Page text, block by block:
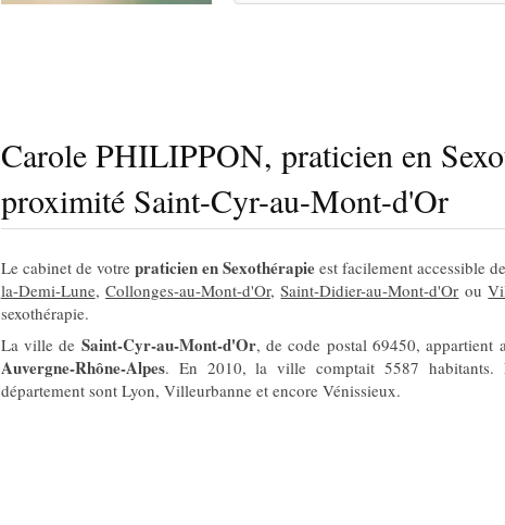
Carole PHILIPPON, praticien en
proximité Saint-Cyr-au-Mont-d'Or
Le cabinet de votre praticien en Sexothérapieest facilement accessible
la-Demi-Lune,Collonges-au-Mont-d'Or,Saint-Didier-au-Mont-d'Or ou
sexothérapie.
La ville de Saint-Cyr-au-Mont-d'Or, de code postal 69450, appartient
Auvergne-Rhône-Alpes. En 2010, la ville comptait 5587
département sont Lyon, Villeurbanne et encore Vénissieux.